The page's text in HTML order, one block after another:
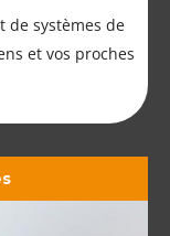
de systèmes de
et vos proches